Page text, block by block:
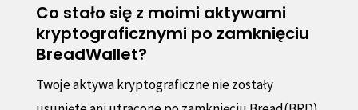
Co stało się z moimi aktywami
kryptograficznymi po zamknięciu
BreadWallet?
Twoje aktywa kryptograficzne nie zostały